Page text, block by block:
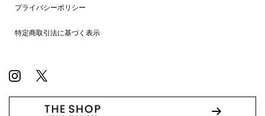
プライバシーポリシー
特定商取引法に基づく表示